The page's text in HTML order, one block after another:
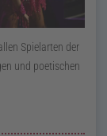
Spielarten der
und poetischen